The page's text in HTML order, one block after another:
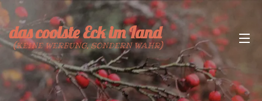
das coolste Eck im Land
(KEINE WERBUNG, SONDERN WAHR)